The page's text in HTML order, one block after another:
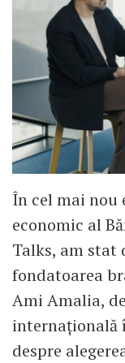
În cel mai nou
economic al
Talks, am stat
fondatoarea
Ami Amalia,
internațională
despre